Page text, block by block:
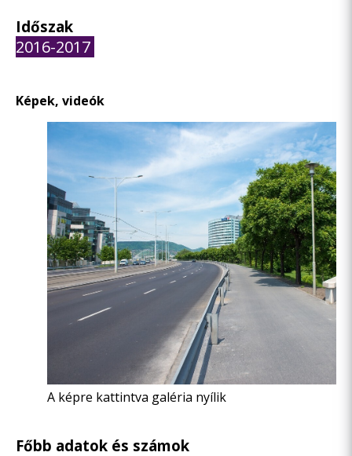
Időszak
2016-2017
Képek, videók
A képre kattintva galéria nyílik
Főbb adatok és számok